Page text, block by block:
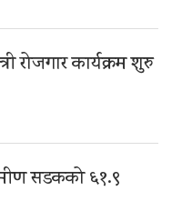
रोजगार कार्यक्रम शुरु
सडकको ६१.९